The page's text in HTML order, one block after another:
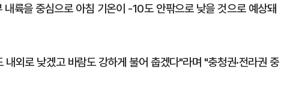
륙을 중심으로 아침 기온이 -10도 안팎으로 낮을 것으로 예상돼
외로 낮겠고 바람도 강하게 불어 춥겠다"라며 "충청권·전라권 중